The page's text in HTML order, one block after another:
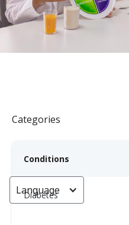
Categories
Conditions
Diabetes
Language